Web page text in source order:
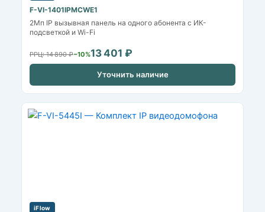
F-VI-1401IPMCWE1
2Мп IP вызывная панель на одного абонента с ИК-
подсветкой и Wi-Fi
РРЦ: 14 890 ₽−10%13 401 ₽
Уточнить наличие
iFlow